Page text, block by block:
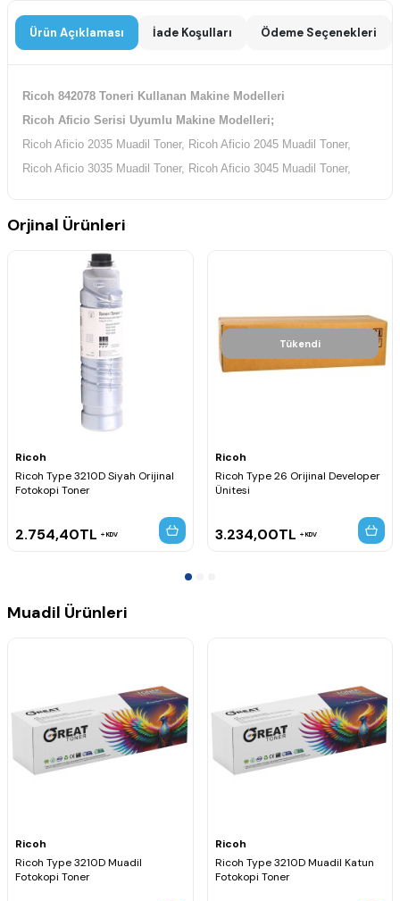
Ürün Açıklaması İade Koşulları Ödeme Seçenekleri
Ricoh 842078 Toneri Kullanan Makine Modelleri
Ricoh Aficio Serisi Uyumlu Makine Modelleri;
Ricoh Aficio 2035 Muadil Toner, Ricoh Aficio 2045 Muadil Toner,
Ricoh Aficio 3035 Muadil Toner, Ricoh Aficio 3045 Muadil Toner,
Orjinal Ürünleri
Ricoh
Ricoh Type 3210D Siyah Orijinal
Fotokopi Toner
2.754,40TL KDV
Tükendi
Ricoh
Ricoh Type 26 Orijinal Developer
Ünitesi
3.234,00TL KDV
Muadil Ürünleri
Ricoh
Ricoh Type 3210D Muadil
Fotokopi Toner
Ricoh
Ricoh Type 3210D Muadil Katun
Fotokopi Toner